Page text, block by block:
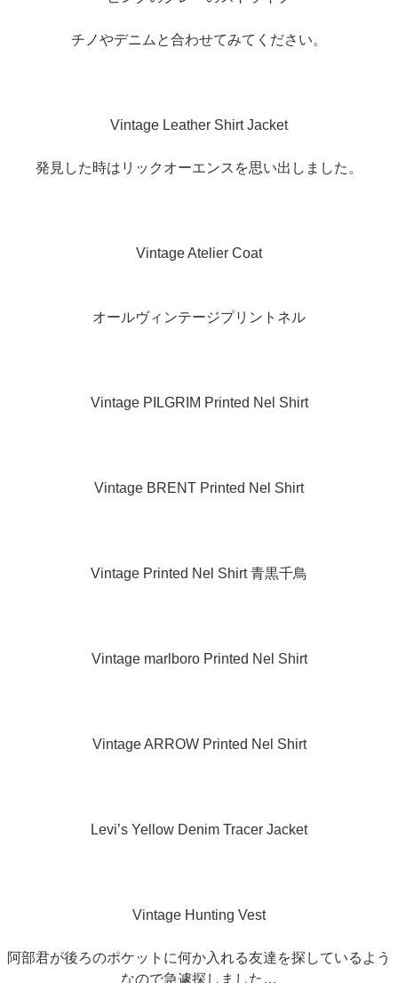
チノやデニムと合わせてみてください。
Vintage Leather Shirt Jacket
発見した時はリックオーエンスを思い出しました。
Vintage Atelier Coat
オールヴィンテージプリントネル
Vintage PILGRIM Printed Nel Shirt
Vintage BRENT Printed Nel Shirt
Vintage Printed Nel Shirt 青黒千鳥
Vintage marlboro Printed Nel Shirt
Vintage ARROW Printed Nel Shirt
Levi’s Yellow Denim Tracer Jacket
Vintage Hunting Vest
阿部君が後ろのポケットに何か入れる友達を探しているよう
なので急遽探しました…